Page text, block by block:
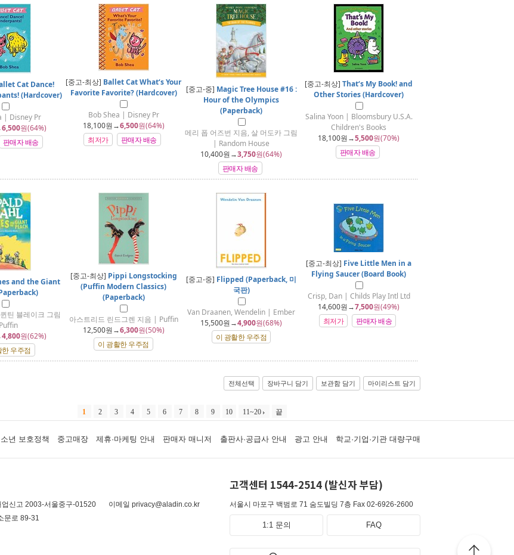
Cat Dance!
(Hardcover)
| Disney Pr
6,500원(64%)
판매자 배송
[중고-최상] Ballet Cat What‘s Your
Favorite Favorite? (Hardcover)
Bob Shea | Disney Pr
18,100원→6,500원(64%)
최저가
판매자 배송
[중고-중] Magic Tree House #16 :
Hour of the Olympics
(Paperback)
메리 폽 어즈번 지음, 살 머도카 그림
| Random House
10,400원→3,750원(64%)
판매자 배송
[중고-최상] That‘s My Book! and
Other Stories (Hardcover)
Salina Yoon | Bloomsbury U.S.A.
Children's Books
18,100원→5,500원(70%)
판매자 배송
and the Giant
틴 블레이크 그림
4,800원(62%)
한 우주점
[중고-최상] Pippi Longstocking
(Puffin Modern Classics)
(Paperback)
아스트리드 린드그렌 지음 | Puffin
12,500원→6,300원(50%)
이 광활한 우주점
[중고-중] Flipped (Paperback, 미
국판)
Van Draanen, Wendelin | Ember
15,500원→4,900원(68%)
이 광활한 우주점
[중고-최상] Five Little Men in a
Flying Saucer (Board Book)
Crisp, Dan | Childs Play Intl Ltd
14,600원→7,500원(49%)
최저가
판매자 배송
전체선택 장바구니 담기 보관함 담기 마이리스트 담기
1 2 3 4 5 6 7 8 9 10 11~20 끝
년 보호정책 중고매장 제휴·마케팅 안내 판매자 매니저 출판사·공급사 안내 광고 안내 학교·기업·기관 대량구매
업신고 2003-서울중구-01520
이메일 privacy@aladin.co.kr
문로 89-31
고객센터 1544-2514 (발신자 부담)
서울시 마포구 백범로 71 숨도빌딩 7층 Fax 02-6926-2600
1:1 문의 FAQ